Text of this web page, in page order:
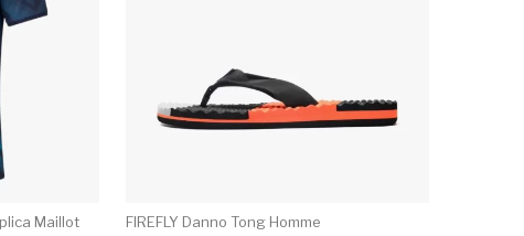
Maillot
FIREFLY Danno Tong Homme